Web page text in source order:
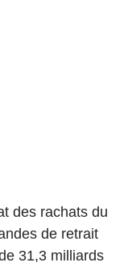
des rachats du
de retrait
31,3 milliards